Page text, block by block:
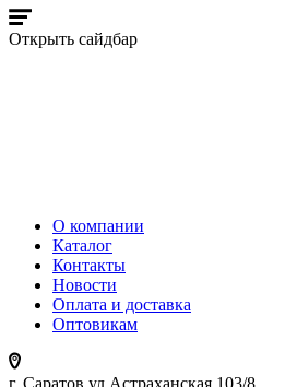
Открыть сайдбар
О компании
Каталог
Контакты
Новости
Оплата и доставка
Оптовикам